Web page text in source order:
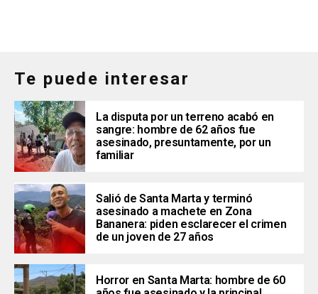
Te puede interesar
La disputa por un terreno acabó en
sangre: hombre de 62 años fue
asesinado, presuntamente, por un
familiar
Salió de Santa Marta y terminó
asesinado a machete en Zona
Bananera: piden esclarecer el crimen
de un joven de 27 años
Horror en Santa Marta: hombre de 60